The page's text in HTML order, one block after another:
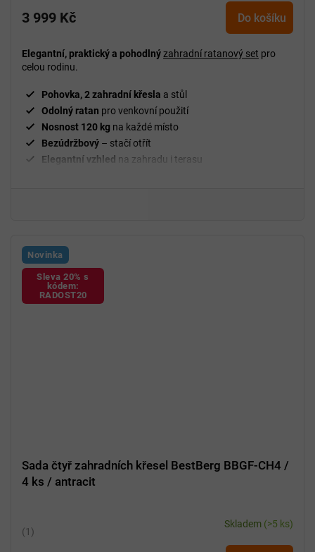
3 999 Kč Do košíku
Elegantní, praktický a pohodlnýzahradní ratanový set pro
celou rodinu.
Pohovka, 2 zahradní křesla a stůl
Odolný ratan pro venkovní použití
Nosnost 120 kg na každé místo
Bezúdržbový – stačí otřít
Elegantní vzhled na zahradu i terasu
Novinka
Sleva 20% s
kódem:
RADOST20
Sada čtyř zahradních křesel BestBerg BBGF-CH4 /
4 ks / antracit
Průměrné
Skladem (>5 ks)